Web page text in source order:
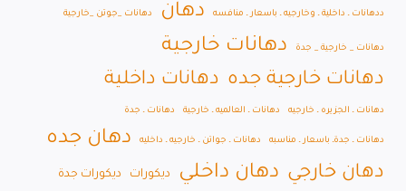
ددهانات ـ داخلية ـ وخارجيه ـ باسعار ـ منافسه دهان دهانات _جوتن _خارجية
دهانات _ خارجية _ جدة دهانات خارجية
دهانات خارجية جده دهانات داخلية
دهانات ـ الجزيره ـ خارجيه دهانات ـ العالميه ـ خارجية دهانات ـ جدة
دهانات ـ جدةـ باسعار ـ مناسبه دهانات ـ جواتن ـ خارجيه ـ داخليه دهان جده
دهان خارجي دهان داخلي ديكورات ديكورات جدة